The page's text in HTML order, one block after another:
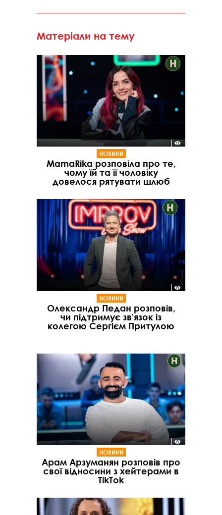
Матеріали на тему
НОВИНИ
MamaRika розповіла про те,
чому їй та її чоловіку
довелося рятувати шлюб
НОВИНИ
Олександр Педан розповів,
чи підтримує звʼязок із
колегою Сергієм Притулою
НОВИНИ
Арам Арзуманян розповів про
свої відносини з хейтерами в
TikTok